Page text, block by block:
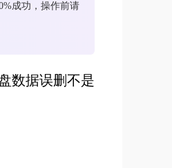
成功，操作前请
数据误删不是